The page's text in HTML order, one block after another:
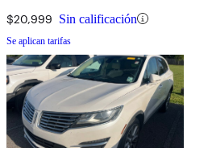
$20,999 Sin calificación
Se aplican tarifas